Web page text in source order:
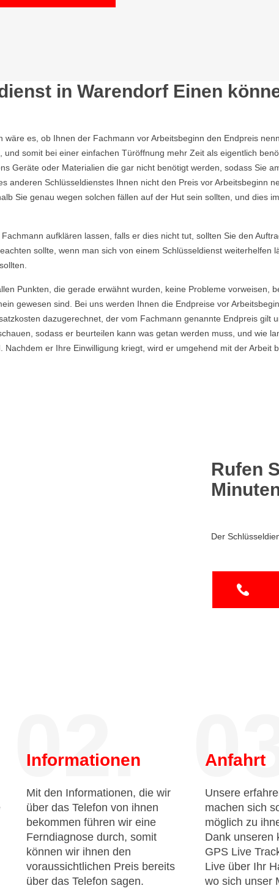
in Warendorf Einen
wäre es, ob Ihnen der Fachmann vor Arbeitsbeginn den Endpreis
und somit bei einer einfachen Türöffnung mehr Zeit als eigentlich
Geräte oder Materialien die gar nicht benötigt werden, sodass Sie
anderen Schlüsseldienstes Ihnen nicht den Preis vor Arbeitsbeginn
Sie genau wegen solchen fällen auf der Hut sein sollten, und dies
aufklären lassen, falls er dies nicht tut, sollten Sie den
sollte, wenn man sich von einem Schlüsseldienst
Punkten, die gerade erwähnt wurden, keine Probleme vorweisen,
gewesen sind. Bei uns werden Ihnen die Endpreise vor
dazugerechnet, der vom Fachmann genannte Endpreis
sodass er beurteilen kann was getan werden muss, und wie
er Ihre Einwilligung kriegt, wird er umgehend mit der
Rufen
Der
02.
Informationen
Mit den Informationen, die wir
über das Telefon von ihnen
bekommen führen wir eine
Ferndiagnose durch, somit
können wir ihnen den
voraussichtlichen Preis bereits
über das Telefon sagen.
03.
Anfahrt
Unsere
machen sich
möglich zu
Dank unseren
GPS Live
Live über Ihr
wo sich unser